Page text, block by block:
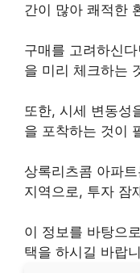
간이 많아 쾌적한
구매를 고려하신
을 미리 체크하는
또한, 시세 변동성
을 포착하는 것이
상록리츠콤 아파
지역으로, 투자 잠
이 정보를 바탕으
택을 하시길 바랍